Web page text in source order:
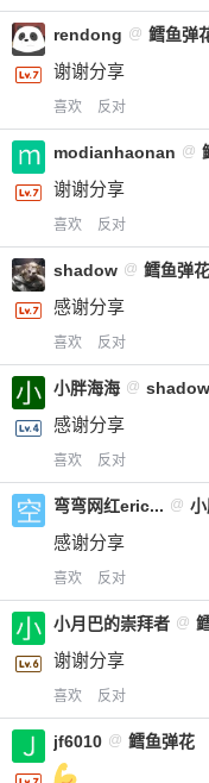
rendong @ 鳕鱼弹
谢谢分享
喜欢 反对
modianhaonan @
谢谢分享
喜欢 反对
shadow @ 鳕鱼弹花
感谢分享
喜欢 反对
小胖海海 @ shadow
感谢分享
喜欢 反对
弯弯网红eric... @
感谢分享
喜欢 反对
小月巴的崇拜者 @
谢谢分享
喜欢 反对
jf6010 @ 鳕鱼弹花